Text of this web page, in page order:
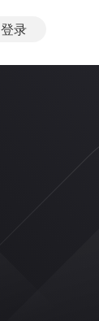
登录